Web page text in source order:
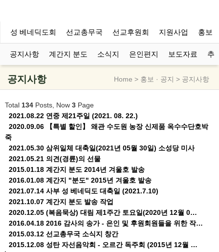
성 베네딕도회 선교총무국 선교후원회 지원사업 홍보
공지사항 계간지 분도 소식지 은인편지 보도자료 추
공지사항 Home > 홍보 · 공지 > 공지사항
Total 134 Posts, Now 3 Page
2021.08.22 연중 제21주일 (2021. 08. 22.)
2020.09.06
【특별 할인】 왜관 수도원 농장 신제품 옥수수단호박
죽
2021.05.30 삼위일체 대축일(2021년 05월 30일) 소성당 미사
2021.05.21 의견(경륜)의 선물
2015.01.18 계간지 분도 2014년 겨울호 발송
2016.01.08 계간지 "분도" 2015년 겨울호 발송
2021.07.14 사부 성 베네딕도 대축일 (2021.7.10)
2021.10.07 계간지 분도 발송 작업
2020.12.05 (복음묵상) 대림 제1주간 토요일(2020년 12월 0…
2016.04.18 2016 감사의 송가 - 은인 및 후원회원들을 위한 작…
2015.03.12 선교총무국 소식지 창간
2015.12.08 성탄 자선음악회 - 오르간 독주회 (2015년 12월 …